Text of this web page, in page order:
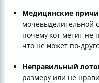
Медицинские
мочевыделительной
почему кот метит не
что не может по-
Неправильный
размеру или не